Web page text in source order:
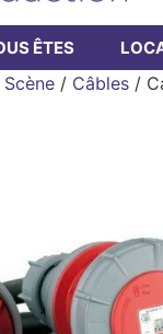
ÊTES
/ Câbles /